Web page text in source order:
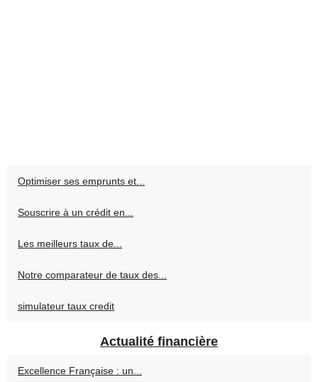
Optimiser ses emprunts et...
Souscrire à un crédit en...
Les meilleurs taux de...
Notre comparateur de taux des...
simulateur taux credit
Actualité financière
Excellence Française : un...